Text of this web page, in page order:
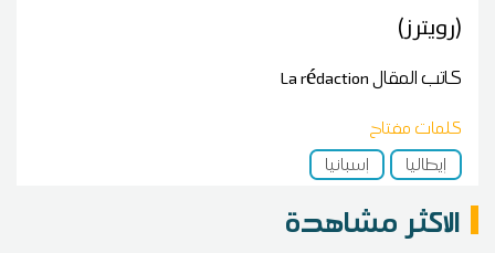
(رويترز)
كاتب المقالLa rédaction
كلمات مفتاح
إيطاليا
إسبانيا
الاكثر مشاهدة